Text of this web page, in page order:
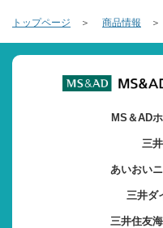
トップページ 商品情報
MS＆AD
三
あいおい
三井ダ
三井住友